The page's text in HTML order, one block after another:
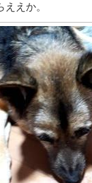
えか。